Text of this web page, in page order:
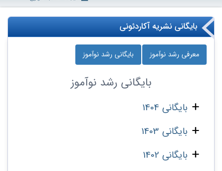
بایگانی نشریه آکاردئونی
معرفی رشد نوآموز بایگانی رشد نوآموز
بایگانی رشد نوآموز
بایگانی 1404
بایگانی 1403
بایگانی 1402